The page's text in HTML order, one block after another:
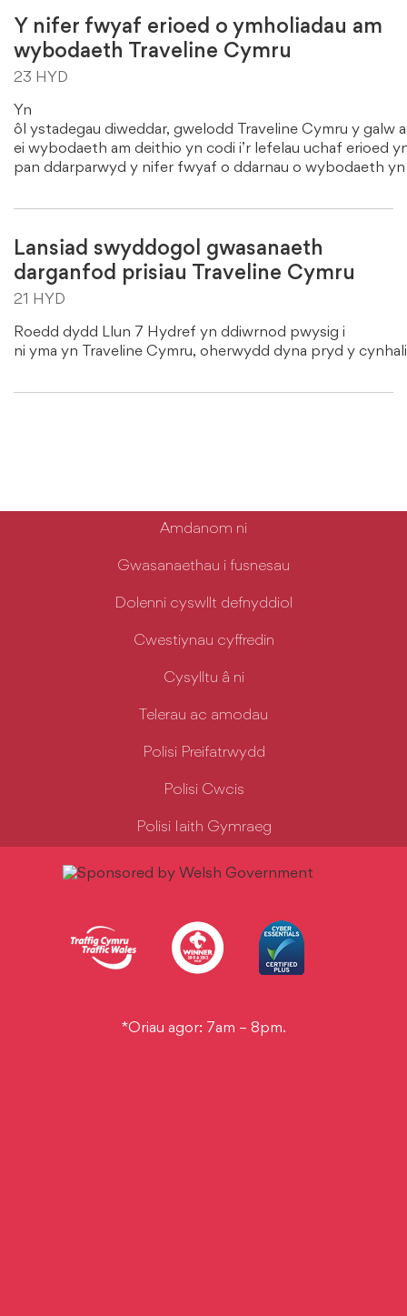
Y nifer fwyaf erioed o ymholiadau am
wybodaeth Traveline Cymru
23 HYD
Yn
ôl ystadegau diweddar, gwelodd Traveline Cymru y galw
ei wybodaeth am deithio yn codi i’r lefelau uchaf erioed
pan ddarparwyd y nifer fwyaf o ddarnau o wybodaeth
Lansiad swyddogol gwasanaeth
darganfod prisiau Traveline Cymru
21 HYD
Roedd dydd Llun 7 Hydref yn ddiwrnod pwysig i
ni yma yn Traveline Cymru, oherwydd dyna pryd y
Amdanom ni
Gwasanaethau i fusnesau
Dolenni cyswllt defnyddiol
Cwestiynau cyffredin
Cysylltu â ni
Telerau ac amodau
Polisi Preifatrwydd
Polisi Cwcis
Polisi Iaith Gymraeg
*Oriau agor: 7am – 8pm.